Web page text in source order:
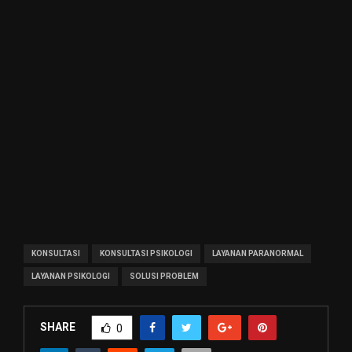
KONSULTASI KONSULTASI PSIKOLOGI LAYANAN PARANORMAL
LAYANAN PSIKOLOGI SOLUSI PROBLEM
SHARE 0